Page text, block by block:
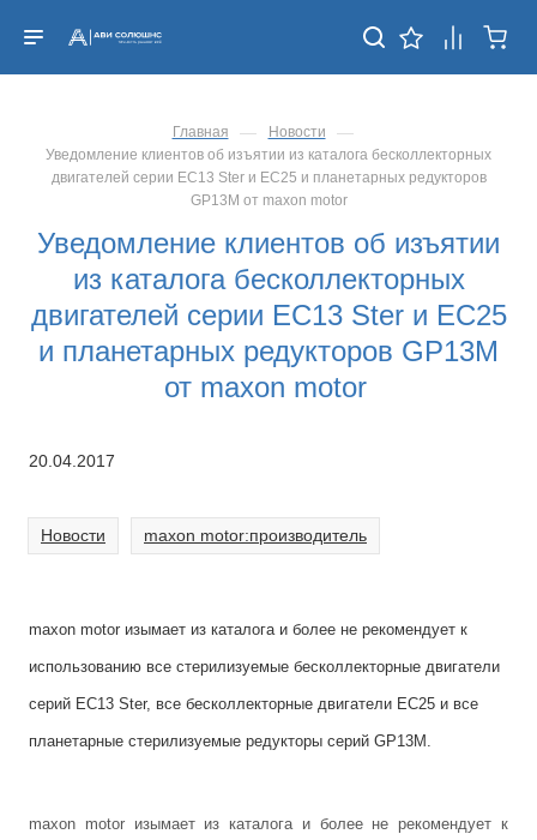
Главная — Новости —
Уведомление клиентов об изъятии из каталога бесколлекторных
двигателей серии EC13 Ster и EC25 и планетарных редукторов
GP13M от maxon motor
Уведомление клиентов об изъятии
из каталога бесколлекторных
двигателей серии EC13 Ster и EC25
и планетарных редукторов GP13M
от maxon motor
20.04.2017
Новости maxon motor:производитель
maxon motor изымает из каталога и более не рекомендует к
использованию все стерилизуемые бесколлекторные двигатели
серий EC13 Ster, все бесколлекторные двигатели EC25 и все
планетарные стерилизуемые редукторы серий GP13M.
maxon motor изымает из каталога и более не рекомендует к